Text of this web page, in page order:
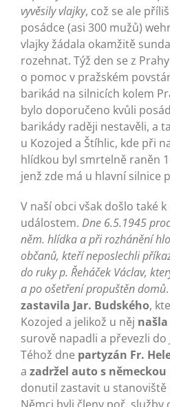
vyvěsily vlajky, což se ale
posádce (asi 300 mužů)
vlajky žádala okamžitě
rozehnat. Týž den se z
o pomoc v pražském
barikád na silnicích kolem
bylo doporučeno kvůli
barikády raději nestavěli, a
u Kozojed a Štíhlic, kde při
hlídkou byl smrtelně raněn
jenž zde má u hlavní silnice
V naší obci však došlo také
událostem. Dne 6.5.1945
něm. hlídka a při rozhánění
občanů, kteří neposlechli
do ruky p. Řeháček Václav,
a po ošetření propuštěn domů
zastavila Jar. Budského,
Kozojed a jelikož u něj
surově napadli a převezli do
Téhož dne partyzán Fr.
a zadržel auto s
donutil zastavit u stanoviště